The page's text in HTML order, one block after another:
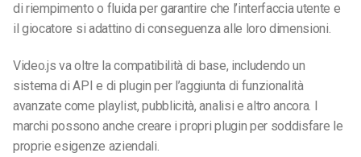
di riempimento o fluida per garantire che l’interfaccia utente e
il giocatore si adattino di conseguenza alle loro dimensioni.
Video.js va oltre la compatibilità di base, includendo un
sistema di API e di plugin per l’aggiunta di funzionalità
avanzate come playlist, pubblicità, analisi e altro ancora. I
marchi possono anche creare i propri plugin per soddisfare le
proprie esigenze aziendali.